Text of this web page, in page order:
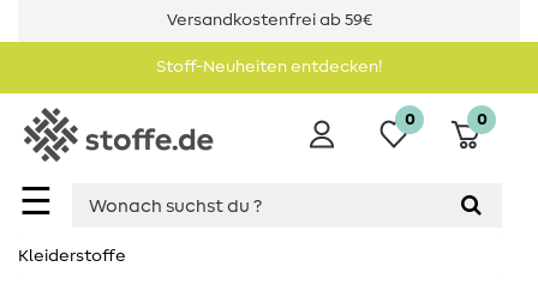
Versandkostenfrei ab 59€
Stoff-Neuheiten entdecken!
☰
0 0
Kleiderstoffe